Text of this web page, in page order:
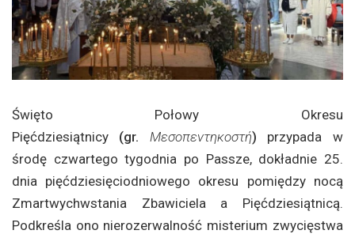
Święto Połowy Okresu
Pięćdziesiątnicy (gr. Μεσοπεντηκοστή) przypada w
środę czwartego tygodnia po Passze, dokładnie 25.
dnia pięćdziesięciodniowego okresu pomiędzy nocą
Zmartwychwstania Zbawiciela a Pięćdziesiątnicą.
Podkreśla ono nierozerwalność misterium zwycięstwa